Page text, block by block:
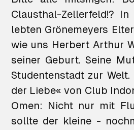
Clausthal-Zellerfeld!?
lebten Grönemeyers
wie uns Herbert Arthur
seiner Geburt. Seine
Studentenstadt zur
der Liebe« von Club
Omen: Nicht nur mit
sollte der kleine -